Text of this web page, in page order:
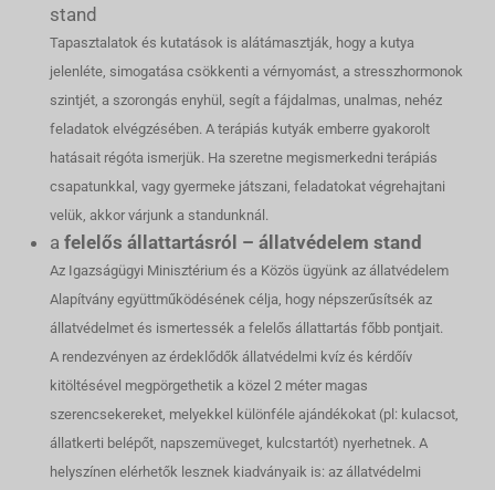
stand
Tapasztalatok és kutatások is alátámasztják, hogy a kutya
jelenléte, simogatása csökkenti a vérnyomást, a stresszhormonok
szintjét, a szorongás enyhül, segít a fájdalmas, unalmas, nehéz
feladatok elvégzésében. A terápiás kutyák emberre gyakorolt
hatásait régóta ismerjük. Ha szeretne megismerkedni terápiás
csapatunkkal, vagy gyermeke játszani, feladatokat végrehajtani
velük, akkor várjunk a standunknál.
a felelős állattartásról – állatvédelem stand
Az Igazságügyi Minisztérium és a Közös ügyünk az állatvédelem
Alapítvány együttműködésének célja, hogy népszerűsítsék az
állatvédelmet és ismertessék a felelős állattartás főbb pontjait.
A rendezvényen az érdeklődők állatvédelmi kvíz és kérdőív
kitöltésével megpörgethetik a közel 2 méter magas
szerencsekereket, melyekkel különféle ajándékokat (pl: kulacsot,
állatkerti belépőt, napszemüveget, kulcstartót) nyerhetnek. A
helyszínen elérhetők lesznek kiadványaik is: az állatvédelmi